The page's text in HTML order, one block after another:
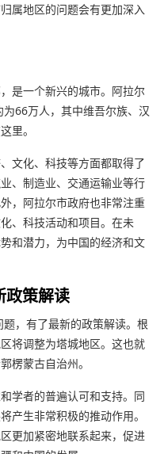
属地区的问题会有更加深入
是一个新兴的城市。阿拉尔
66万人，其中维吾尔族、汉
里。
文化、科技等方面都取得了
、制造业、交通运输业等行
，阿拉尔市政府也非常注重
、科技活动和项目。在未
和潜力，为中国的经济和文
政策解读
，有了最新的政策解读。根
将调整为塔城地区。这也就
楞蒙古自治州。
学者的普遍认可和支持。同
产生非常积极的推动作用。
更加紧密地联系起来，促进